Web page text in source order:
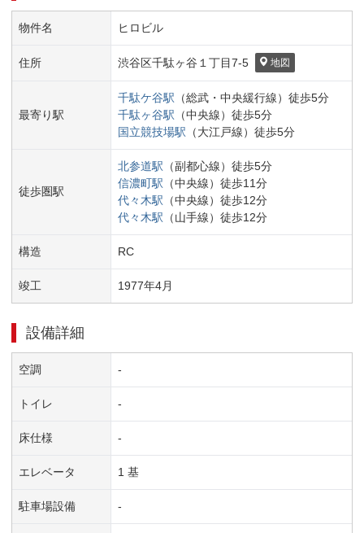
物件名 ヒロビル
住所 渋谷区千駄ヶ谷１丁目7-5 地図
最寄り駅
千駄ケ谷駅 （総武・中央緩行線） 徒歩5分
千駄ヶ谷駅 （中央線） 徒歩5分
国立競技場駅 （大江戸線） 徒歩5分
徒歩圏駅
北参道駅 （副都心線） 徒歩5分
信濃町駅 （中央線） 徒歩11分
代々木駅 （中央線） 徒歩12分
代々木駅 （山手線） 徒歩12分
構造 RC
竣工 1977年4月
設備詳細
空調 -
トイレ -
床仕様 -
エレベータ 1 基
駐車場設備 -